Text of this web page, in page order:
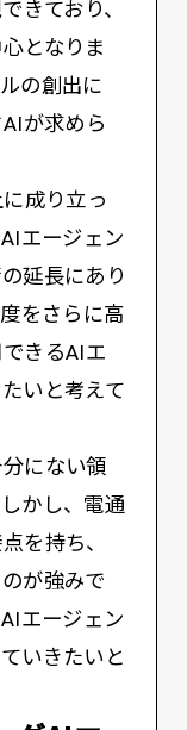
きており、
となりま
の創出に
が求めら
成り立っ
エージェン
延長にあり
をさらに高
きるAIエ
いと考えて
にない領
かし、電通
を持ち、
が強みで
エージェン
いきたいと